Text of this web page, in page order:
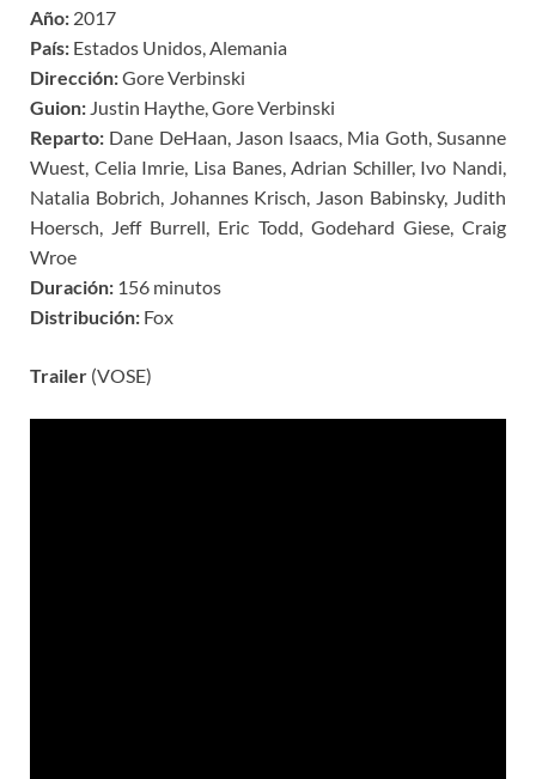
Año: 2017
País: Estados Unidos, Alemania
Dirección:Gore Verbinski
Guion: Justin Haythe, Gore Verbinski
Reparto: Dane DeHaan, Jason Isaacs, Mia Goth, Susanne
Wuest, Celia Imrie, Lisa Banes, Adrian Schiller, Ivo Nandi,
Natalia Bobrich, Johannes Krisch, Jason Babinsky, Judith
Hoersch, Jeff Burrell, Eric Todd, Godehard Giese, Craig
Wroe
Duración: 156 minutos
Distribución: Fox
Trailer (VOSE)